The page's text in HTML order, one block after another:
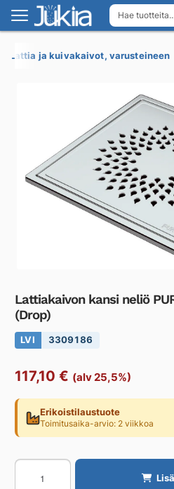
Hae
Siirry
navigointiin
Siirry
sisältöön
Lattia ja kuivakaivot, varusteineen
Lattiakaivon kansi neliö
(Drop)
LVI 3309186
117,10 € (alv 25,5%)
Erikoistilaustuote
Toimitusaika-arvio: 2 viikkoa
Lattiakaivon